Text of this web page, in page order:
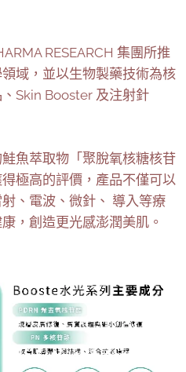
RESEARCH 集團所推
域，並以生物製藥技術為核
Skin Booster 及注射針
魚萃取物「聚脫氧核糖核苷
極高的評價，產品不僅可以
、電波、微針、 導入等療
，創造更光感澎潤美肌。